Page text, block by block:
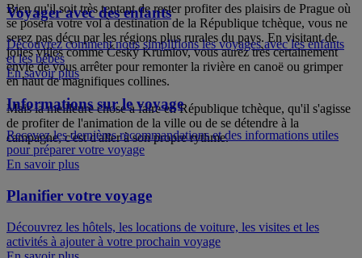
Bien qu'il soit très tentant de rester profiter des plaisirs de Prague où
se posera votre vol à destination de la République tchèque, vous ne
serez pas déçu par les régions plus rurales du pays. En visitant de
jolies villes comme Český Krumlov, vous aurez très certainement
envie de vous arrêter pour remonter la rivière en canoë ou grimper
en haut de magnifiques collines.
Mais la meilleure chose à faire en République tchèque, qu'il s'agisse
de profiter de l'animation de la ville ou de se détendre à la
campagne, c'est d'aller à son propre rythme.
Voyager avec des enfants
Découvrez comment nous simplifions les voyages avec les enfants
et les bébés
En savoir plus
Informations sur le voyage
Recevez les dernières recommandations et des informations utiles
pour préparer votre voyage
En savoir plus
Planifier votre voyage
Découvrez les hôtels, les locations de voiture, les visites et les
activités à ajouter à votre prochain voyage